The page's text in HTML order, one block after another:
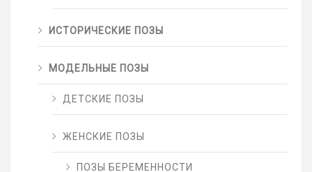
ИСТОРИЧЕСКИЕ ПОЗЫ
МОДЕЛЬНЫЕ ПОЗЫ
ДЕТСКИЕ ПОЗЫ
ЖЕНСКИЕ ПОЗЫ
ПОЗЫ БЕРЕМЕННОСТИ